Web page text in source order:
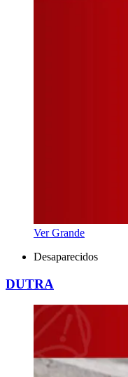
Ver Grande
Desaparecidos
DUTRA